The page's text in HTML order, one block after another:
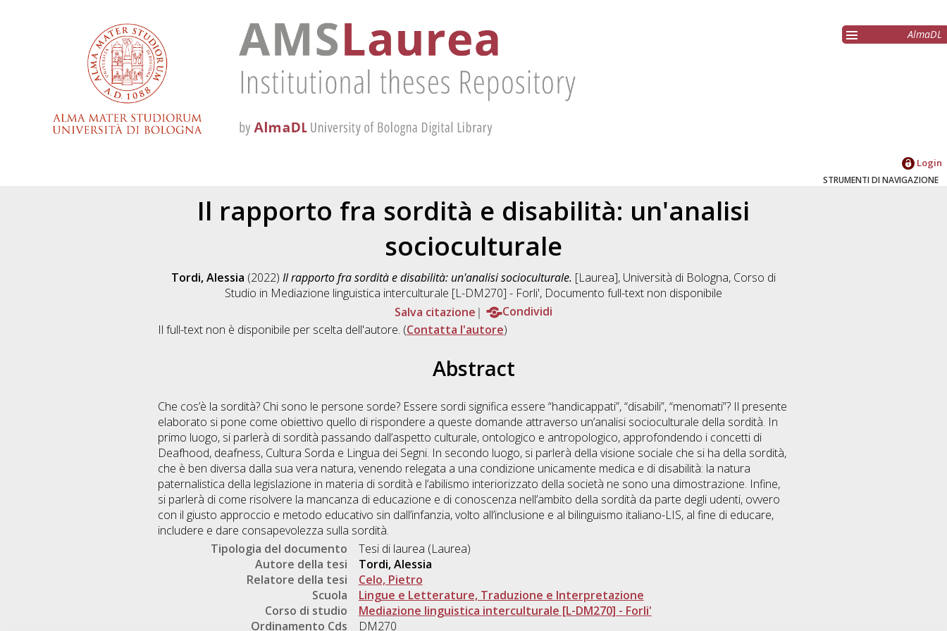
AlmaDL
Login
STRUMENTI DI NAVIGAZIONE
Il rapporto fra sordità e disabilità: un'analisi
socioculturale
Tordi, Alessia (2022) Il rapporto fra sordità e disabilità: un'analisi socioculturale. [Laurea], Università di Bologna, Corso di
Studio in Mediazione linguistica interculturale [L-DM270] - Forli', Documento full-text non disponibile
Salva citazione
Condividi
Il full-text non è disponibile per scelta dell'autore. (Contatta l'autore)
Abstract
Che cos’è la sordità? Chi sono le persone sorde? Essere sordi significa essere “handicappati”, “disabili”, “menomati”? Il presente
elaborato si pone come obiettivo quello di rispondere a queste domande attraverso un’analisi socioculturale della sordità. In
primo luogo, si parlerà di sordità passando dall’aspetto culturale, ontologico e antropologico, approfondendo i concetti di
Deafhood, deafness, Cultura Sorda e Lingua dei Segni. In secondo luogo, si parlerà della visione sociale che si ha della sordità,
che è ben diversa dalla sua vera natura, venendo relegata a una condizione unicamente medica e di disabilità: la natura
paternalistica della legislazione in materia di sordità e l’abilismo interiorizzato della società ne sono una dimostrazione. Infine,
si parlerà di come risolvere la mancanza di educazione e di conoscenza nell’ambito della sordità da parte degli udenti, ovvero
con il giusto approccio e metodo educativo sin dall’infanzia, volto all’inclusione e al bilinguismo italiano-LIS, al fine di educare,
includere e dare consapevolezza sulla sordità.
Tipologia del documento
Tesi di laurea (Laurea)
Autore della tesi
Tordi, Alessia
Relatore della tesi
Celo, Pietro
Scuola
Lingue e Letterature, Traduzione e Interpretazione
Corso di studio
Mediazione linguistica interculturale [L-DM270] - Forli'
Ordinamento Cds
DM270